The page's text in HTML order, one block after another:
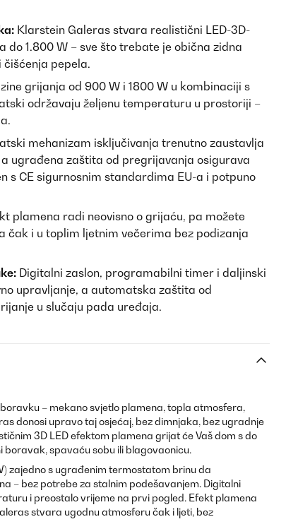
Klarstein Galeras stvara realistični LED-3D-
1.800 W – sve što trebate je obična zidna
pepela.
grijanja od 900 W i 1800 W u kombinaciji s
održavaju željenu temperaturu u prostoriji –
mehanizam isključivanja trenutno zaustavlja
ugrađena zaštita od pregrijavanja osigurava
s CE sigurnosnim standardima EU-a i potpuno
plamena radi neovisno o grijaću, pa možete
čak i u toplim ljetnim večerima bez podizanja
Digitalni zaslon, programabilni timer i daljinski
upravljanje, a automatska zaštita od
u slučaju pada uređaja.
– mekano svjetlo plamena, topla atmosfera,
donosi upravo taj osjećaj, bez dimnjaka, bez ugradnje
3D LED efektom plamena grijat će Vaš dom s do
boravak, spavaću sobu ili blagovaonicu.
zajedno s ugrađenim termostatom brinu da
– bez potrebe za stalnim podešavanjem. Digitalni
i preostalo vrijeme na prvi pogled. Efekt plamena
stvara ugodnu atmosferu čak i ljeti, bez